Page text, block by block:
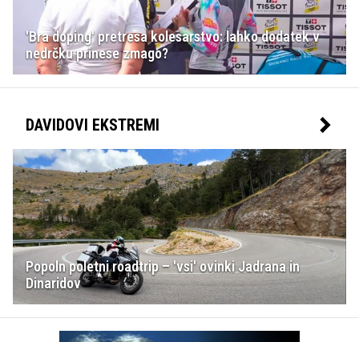
'Bra doping' pretresa kolesarstvo: lahko dodatek v
nedrčku prinese zmago?
DAVIDOVI EKSTREMI
Popoln poletni roadtrip – 'vsi' ovinki Jadrana in
Dinaridov